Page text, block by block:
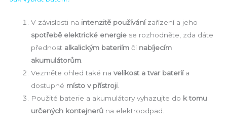
V závislosti na intenzitě používánízařízení a jeho
spotřebě elektrické energie se rozhodněte, zda dáte
přednost alkalickým bateriím či nabíjecím
akumulátorům
Vezměte ohled také navelikost a tvar bateriía
dostupné místo v přístroji
Použité baterie a akumulátory vyhazujte do k tomu
určených kontejnerů na elektroodpad.